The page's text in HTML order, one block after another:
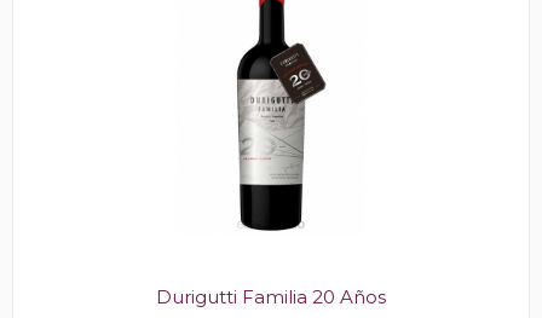
Durigutti Familia 20 Años